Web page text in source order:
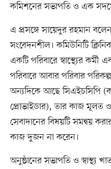
কমিশনের সভাপতি ও এক
এ প্রসঙ্গে সায়েদুর রহমান
সংবেদনশীল। কমিউনিটি
একটি পরিবারে স্বাস্থ্যের
পরিবারে আবার পরিবার
অন্যদিকে আছে সিএইচসিপি
প্রোভাইডার), তার কাজ মূলত
সেবাদানের বিষয়টি সমন্বয়
কাজ দুজন না করেন।
অনুষ্ঠানের সভাপতি ও স্বাস্থ্য